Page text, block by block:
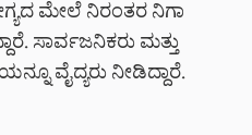
ಮೇಲೆ ನಿರಂತರ ನಿಗಾ
ಸಾರ್ವಜನಿಕರು ಮತ್ತು
ವೈದ್ಯರು ನೀಡಿದ್ದಾರೆ.